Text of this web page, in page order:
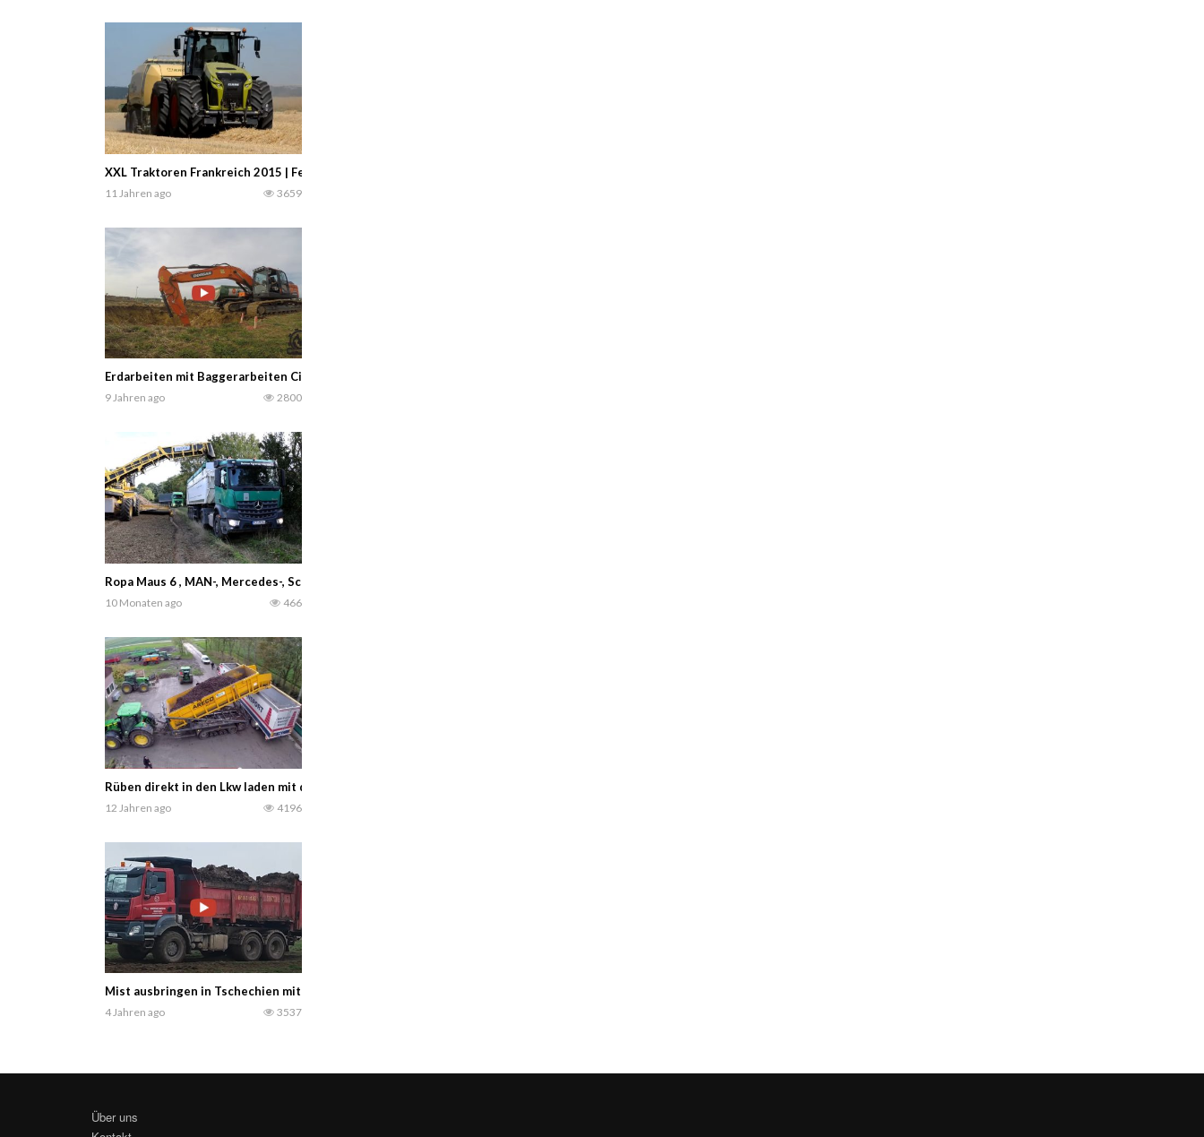
XXL Traktoren Frankreich 2015 | Fendt | Case | Caterpillar | Claas | John Deere | New-Holland
11 Jahren ago 3659
Erdarbeiten mit Baggerarbeiten Ciola Mit Doosan Bagger — Agrarclips
9 Jahren ago 2800
Ropa Maus 6 , MAN-, Mercedes-, Scania LKW. – Zuckerrüben Ernte in Bedburg – Hau, NRW, Deutschland im September 2025. Landmaschinen und Fahrzeuge!
10 Monaten ago 466
Rüben direkt in den Lkw laden mit dem Areco BLW
12 Jahren ago 4196
Mist ausbringen in Tschechien mit Liebherr 550 Radlader und Tatra-Lkw mit Miststreuer……Petr Musil
4 Jahren ago 3537
Über uns